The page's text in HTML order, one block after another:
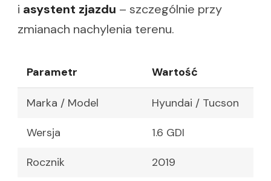
i asystent zjazdu – szczególnie przy
zmianach nachylenia terenu.
Parametr Wartość
Marka / Model Hyundai / Tucson
Wersja 1.6 GDI
Rocznik 2019